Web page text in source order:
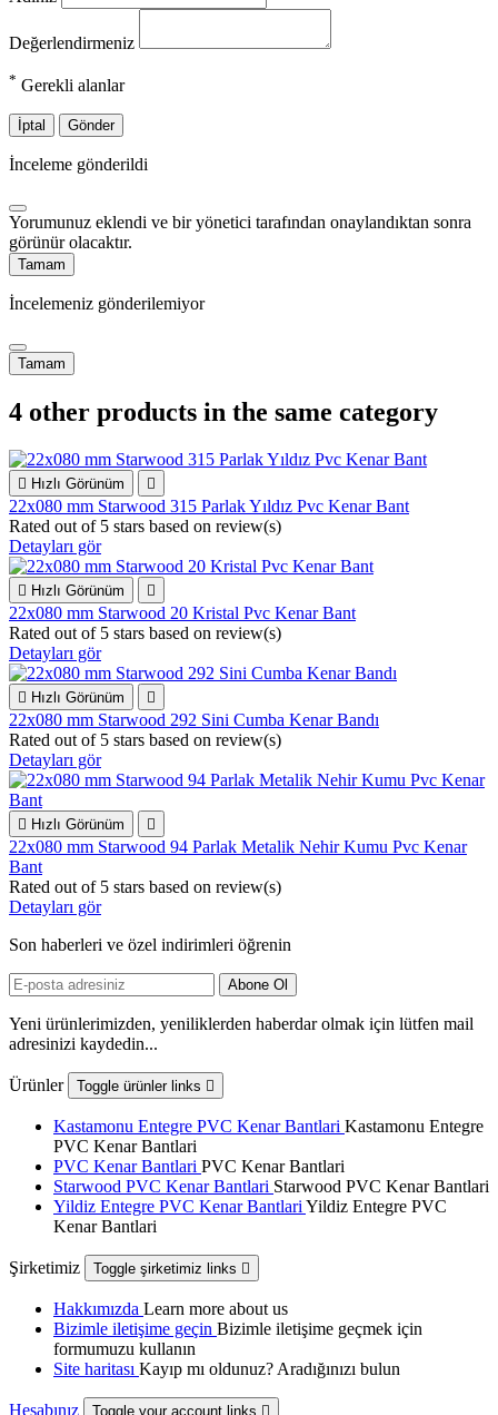
Değerlendirmeniz
* Gerekli alanlar
İptal Gönder
İnceleme gönderildi
Yorumunuz eklendi ve bir yönetici tarafından onaylandıktan sonra
görünür olacaktır.
Tamam
İncelemeniz gönderilemiyor
Tamam
4 other products in the same category
 Hızlı Görünüm 
22x080 mm Starwood 315 Parlak Yıldız Pvc Kenar Bant
Rated out of 5 stars based on review(s)
Detayları gör
 Hızlı Görünüm 
22x080 mm Starwood 20 Kristal Pvc Kenar Bant
Rated out of 5 stars based on review(s)
Detayları gör
 Hızlı Görünüm 
22x080 mm Starwood 292 Sini Cumba Kenar Bandı
Rated out of 5 stars based on review(s)
Detayları gör
 Hızlı Görünüm 
22x080 mm Starwood 94 Parlak Metalik Nehir Kumu Pvc Kenar
Bant
Rated out of 5 stars based on review(s)
Detayları gör
Son haberleri ve özel indirimleri öğrenin
Yeni ürünlerimizden, yeniliklerden haberdar olmak için lütfen mail
adresinizi kaydedin...
Ürünler Toggle ürünler links 
Kastamonu Entegre PVC Kenar Bantlari Kastamonu Entegre
PVC Kenar Bantlari
PVC Kenar Bantlari PVC Kenar Bantlari
Starwood PVC Kenar Bantlari Starwood PVC Kenar Bantlari
Yildiz Entegre PVC Kenar Bantlari Yildiz Entegre PVC
Kenar Bantlari
Şirketimiz Toggle şirketimiz links 
Hakkımızda Learn more about us
Bizimle iletişime geçin Bizimle iletişime geçmek için
formumuzu kullanın
Site haritası Kayıp mı oldunuz? Aradığınızı bulun
Hesabınız Toggle your account links 